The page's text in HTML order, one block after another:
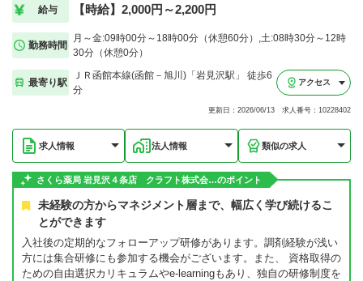
給与 【時給】2,000円～2,200円
勤務時間
月～金:09時00分～18時00分（休憩60分）,土:08時30分～12時
30分（休憩0分）
最寄り駅
ＪＲ函館本線(函館－旭川)「岩見沢駅」 徒歩6
分
アクセス
更新日：2026/06/13 求人番号：10228402
求人情報 法人情報 類似の求人
さくら薬局 岩見沢４条店 クラフト株式会…のポイント
未経験の方からマネジメント層まで、幅広く学び続けるこ
とができます
入社後の定期的なフォローアップ研修があります。調剤経験が浅い
方には集合研修にも参加する機会がございます。また、 資格取得の
ための自由選択カリキュラムやe-learningもあり、独自の研修制度を